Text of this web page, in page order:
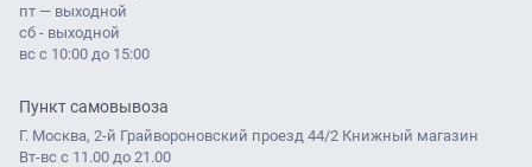
пт — выходной
сб - выходной
вс с 10:00 до 15:00
Пункт самовывоза
Г. Москва, 2-й Грайвороновский проезд 44/2 Книжный магазин
Вт-вс с 11.00 до 21.00